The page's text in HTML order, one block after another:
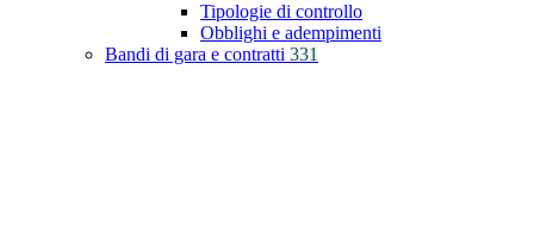
Tipologie di controllo
Obblighi e adempimenti
Bandi di gara e contratti 331